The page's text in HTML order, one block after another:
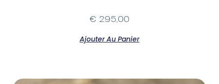
€ 295,00
Ajouter Au Panier